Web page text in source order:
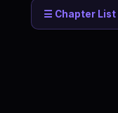
☰ Chapter List